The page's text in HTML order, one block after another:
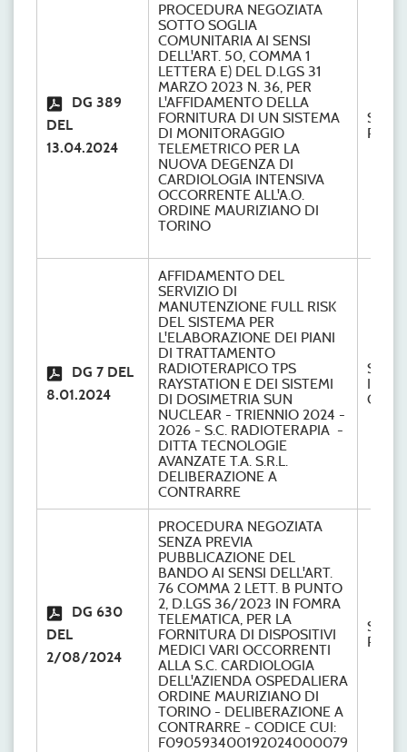
DG 389
DEL
13.04.2024
PROCEDURA NEGOZIATA
SOTTO SOGLIA
COMUNITARIA AI SENSI
DELL'ART. 50, COMMA 1
LETTERA E) DEL D.LGS 31
MARZO 2023 N. 36, PER
L'AFFIDAMENTO DELLA
FORNITURA DI UN SISTEMA
DI MONITORAGGIO
TELEMETRICO PER LA
NUOVA DEGENZA DI
CARDIOLOGIA INTENSIVA
OCCORRENTE ALL'A.O.
ORDINE MAURIZIANO DI
TORINO
S.C.
DG 7 DEL
8.01.2024
AFFIDAMENTO DEL
SERVIZIO DI
MANUTENZIONE FULL RISK
DEL SISTEMA PER
L'ELABORAZIONE DEI PIANI
DI TRATTAMENTO
RADIOTERAPICO TPS
RAYSTATION E DEI SISTEMI
DI DOSIMETRIA SUN
NUCLEAR - TRIENNIO 2024 -
2026 - S.C. RADIOTERAPIA -
DITTA TECNOLOGIE
AVANZATE T.A. S.R.L.
DELIBERAZIONE A
CONTRARRE
S.S.
DG 630
DEL
2/08/2024
PROCEDURA NEGOZIATA
SENZA PREVIA
PUBBLICAZIONE DEL
BANDO AI SENSI DELL'ART.
76 COMMA 2 LETT. B PUNTO
2, D.LGS 36/2023 IN FOMRA
TELEMATICA, PER LA
FORNITURA DI DISPOSITIVI
MEDICI VARI OCCORRENTI
ALLA S.C. CARDIOLOGIA
DELL'AZIENDA OSPEDALIERA
ORDINE MAURIZIANO DI
TORINO - DELIBERAZIONE A
CONTRARRE - CODICE CUI:
F090593400192024000079
S.C.